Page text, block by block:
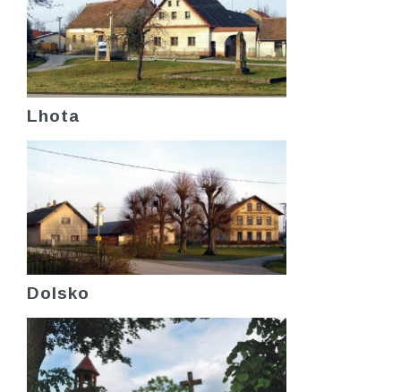
Lhota
Dolsko